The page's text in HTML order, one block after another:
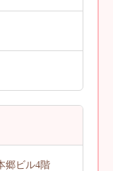
郷ビル4階